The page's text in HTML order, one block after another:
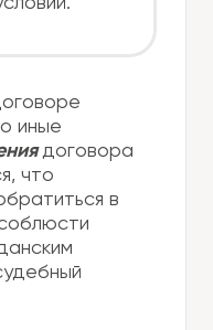
иные
договора
что
в